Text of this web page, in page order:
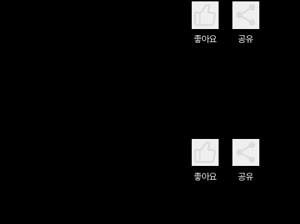
좋아요 공유
좋아요 공유